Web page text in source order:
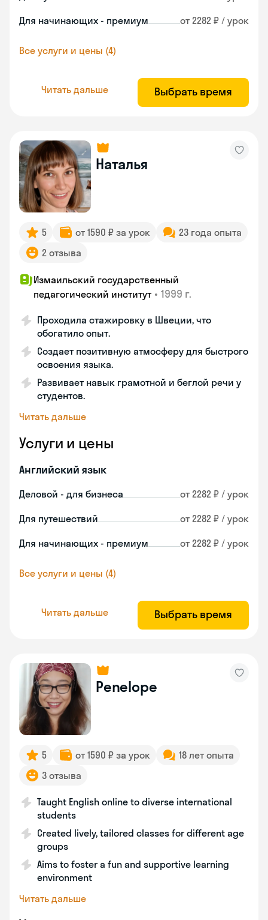
Для начинающих - премиум от 2282 ₽ / урок
Все услуги и цены (4)
Читать дальше Выбрать время
Наталья
5 от 1590 ₽ за урок
23 года опыта
2 отзыва
Измаильский государственный
педагогический институт • 1999 г.
Проходила стажировку в Швеции, что
обогатило опыт.
Создает позитивную атмосферу для быстрого
освоения языка.
Развивает навык грамотной и беглой речи у
студентов.
Читать дальше
Услуги и цены
Английский язык
Деловой - для бизнеса от 2282 ₽ / урок
Для путешествий от 2282 ₽ / урок
Для начинающих - премиум от 2282 ₽ / урок
Все услуги и цены (4)
Читать дальше Выбрать время
Penelope
5 от 1590 ₽ за урок
18 лет опыта
3 отзыва
Taught English online to diverse international
students
Created lively, tailored classes for different age
groups
Aims to foster a fun and supportive learning
environment
Читать дальше